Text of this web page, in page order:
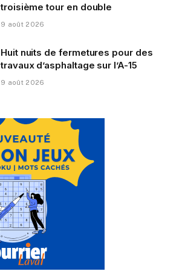
troisième tour en double
9 août 2026
Huit nuits de fermetures pour des
travaux d’asphaltage sur l’A-15
9 août 2026